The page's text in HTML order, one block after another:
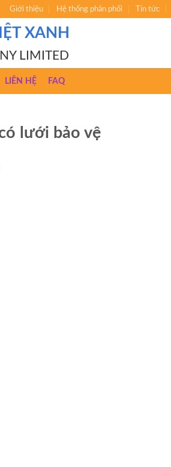
Giới thiệu Hệ thống phân phối Tin tức
XANH
LIMITED
LIÊN HỆ FAQ
lưới bảo vệ